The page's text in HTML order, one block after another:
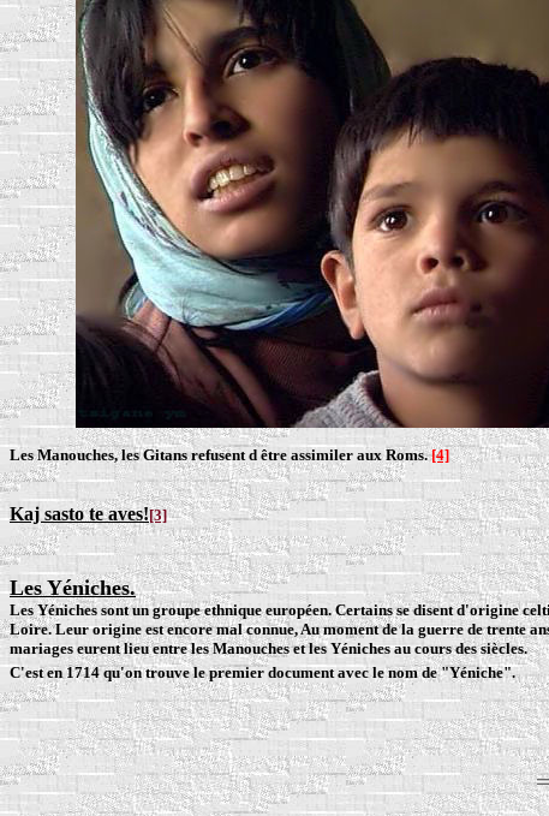
Les Manouches, les Gitans refusent d être assimiler aux Roms.[4]
Kaj sasto te aves![3]
Les Yéniches.
Les Yéniches sont un groupe ethnique européen. Certains se disent d'origine
Loire. Leur origine est encore mal connue, Au moment de la guerre de trente
mariages eurent lieu entre les Manouches et les Yéniches au cours des siècles.
C'est en 1714 qu'on trouve le premier document avec le nom de "Yéniche".